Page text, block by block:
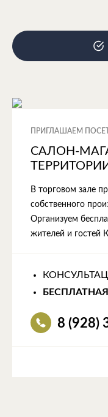
ПРИГЛАШАЕМ
САЛОН-
В торговом зале
собственного
Организуем
жителей и гостей
БЕСПЛАТНАЯ
8 (928)